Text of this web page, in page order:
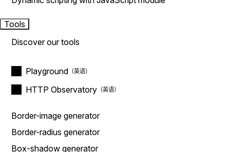
Tools
Discover our tools
Playground
HTTP Observatory
Border-image generator
Border-radius generator
Box-shadow generator